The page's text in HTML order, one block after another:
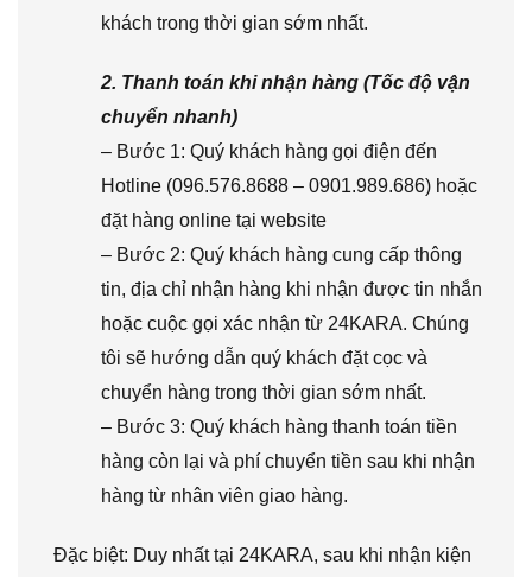
khách trong thời gian sớm nhất.
2. Thanh toán khi nhận hàng (Tốc độ vận
chuyển nhanh)
– Bước 1: Quý khách hàng gọi điện đến
Hotline (096.576.8688 – 0901.989.686) hoặc
đặt hàng online tại website
– Bước 2: Quý khách hàng cung cấp thông
tin, địa chỉ nhận hàng khi nhận được tin nhắn
hoặc cuộc gọi xác nhận từ 24KARA. Chúng
tôi sẽ hướng dẫn quý khách đặt cọc và
chuyển hàng trong thời gian sớm nhất.
– Bước 3: Quý khách hàng thanh toán tiền
hàng còn lại và phí chuyển tiền sau khi nhận
hàng từ nhân viên giao hàng.
Đặc biệt: Duy nhất tại 24KARA, sau khi nhận kiện